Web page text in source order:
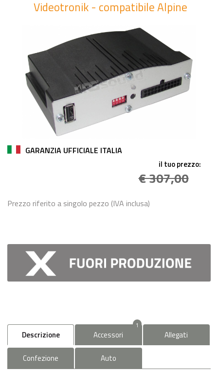
Videotronik - compatibile Alpine
GARANZIA UFFICIALE ITALIA
il tuo prezzo:
€ 307,00
Prezzo riferito a singolo pezzo (IVA inclusa)
Descrizione Accessori
1
Allegati
Confezione Auto